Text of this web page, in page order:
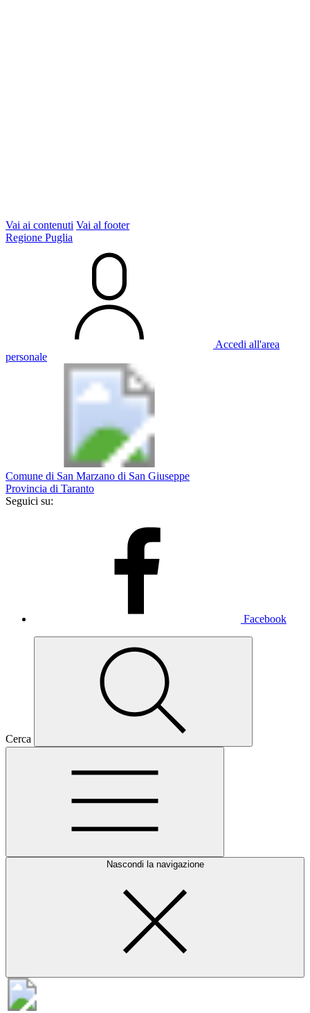
Vai ai contenuti Vai al footer
Regione Puglia
Accedi all'area
personale
Comune di San Marzano di San Giuseppe
Provincia di Taranto
Seguici su:
Facebook
Cerca
Nascondi la navigazione